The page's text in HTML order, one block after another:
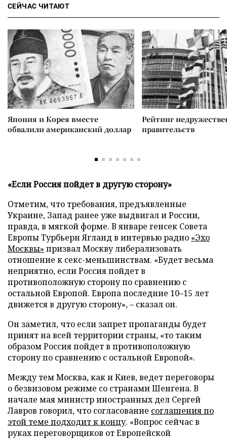
СЕЙЧАС ЧИТАЮТ
Япония и Корея вместе
обвалили американский доллар
Рейтинг
правительств
«Если Россия пойдет в другую сторону»
Отметим, что требования, предъявленные
Украине, Запад ранее уже выдвигал и России,
правда, в мягкой форме. В январе генсек Совета
Европы Турбьерн Ягланд в интервью радио «Эхо
Москвы» призвал Москву либерализовать
отношение к секс-меньшинствам. «Будет весьма
неприятно, если Россия пойдет в
противоположную сторону по сравнению с
остальной Европой. Европа последние 10–15 лет
движется в другую сторону», – сказал он.
Он заметил, что если запрет пропаганды будет
принят на всей территории страны, «то таким
образом Россия пойдет в противоположную
сторону по сравнению с остальной Европой».
Между тем Москва, как и Киев, ведет переговоры
о безвизовом режиме со странами Шенгена. В
начале мая министр иностранных дел Сергей
Лавров говорил, что согласование соглашения по
этой теме подходит к концу. «Вопрос сейчас в
руках переговорщиков от Европейской